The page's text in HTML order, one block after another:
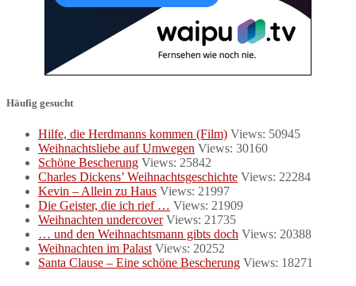
Häufig gesucht
Hilfe, die Herdmanns kommen (Film) Views: 50945
Weihnachtsliebe auf Umwegen Views: 30160
Schöne Bescherung Views: 25842
Charles Dickens’ Weihnachtsgeschichte Views: 22284
Kevin – Allein zu Haus Views: 21997
Die Geister, die ich rief … Views: 21909
Weihnachten undercover Views: 21735
… und den Weihnachtsmann gibts doch Views: 20388
Weihnachten im Palast Views: 20252
Santa Clause – Eine schöne Bescherung Views: 18271